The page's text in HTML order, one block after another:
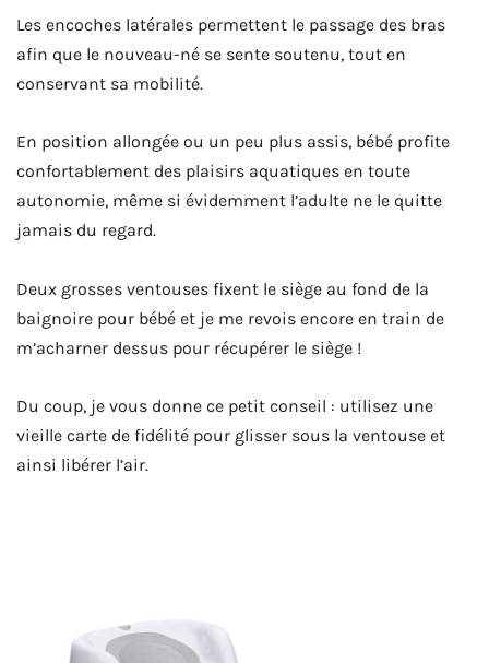
Les encoches latérales permettent le passage des bras
afin que le nouveau-né se sente soutenu, tout en
conservant sa mobilité.
En position allongée ou un peu plus assis, bébé profite
confortablement des plaisirs aquatiques en toute
autonomie, même si évidemment l’adulte ne le quitte
jamais du regard.
Deux grosses ventouses fixent le siège au fond de la
baignoire pour bébé et je me revois encore en train de
m’acharner dessus pour récupérer le siège !
Du coup, je vous donne ce petit conseil : utilisez une
vieille carte de fidélité pour glisser sous la ventouse et
ainsi libérer l’air.